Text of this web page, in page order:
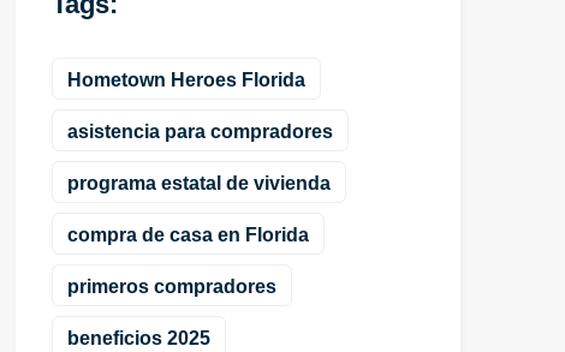
Hometown Heroes Florida
asistencia para compradores
programa estatal de vivienda
compra de casa en Florida
primeros compradores
beneficios 2025